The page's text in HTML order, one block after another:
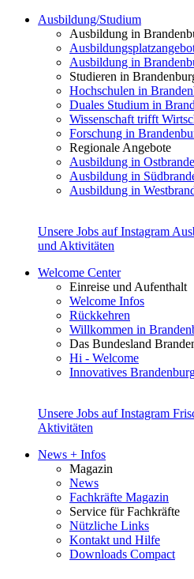
Ausbildung/Studium
Ausbildung in
Ausbildung in
Studieren in
Hochschulen in
Duales Studium in
Wissenschaft trifft
Forschung in
Regionale Angebote
Ausbildung in
Ausbildung in
Ausbildung in
Unsere Jobs auf Instagram
und Aktivitäten
Welcome Center
Einreise und Aufenthalt
Welcome Infos
Rückkehren
Willkommen in
Das Bundesland
Hi - Welcome
Innovatives
Unsere Jobs auf Instagram
Aktivitäten
News + Infos
Magazin
News
Fachkräfte Magazin
Service für Fachkräfte
Nützliche Links
Kontakt und Hilfe
Downloads Compact